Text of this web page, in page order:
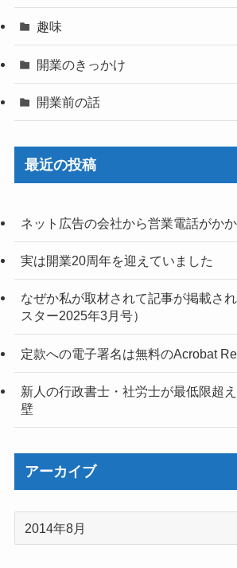
趣味
開業のきっかけ
開業前の話
最近の投稿
ネット広告の会社から営業電話がか
実は開業20周年を迎えていました
なぜか私が取材されて記事が掲載さ
スター2025年3月号）
定款への電子署名は無料のAcrobat
新人の行政書士・社労士が最低限超
壁
アーカイブ